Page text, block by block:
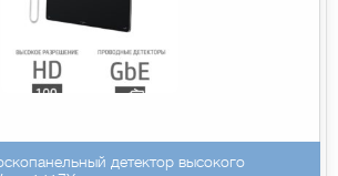
детектор высокого